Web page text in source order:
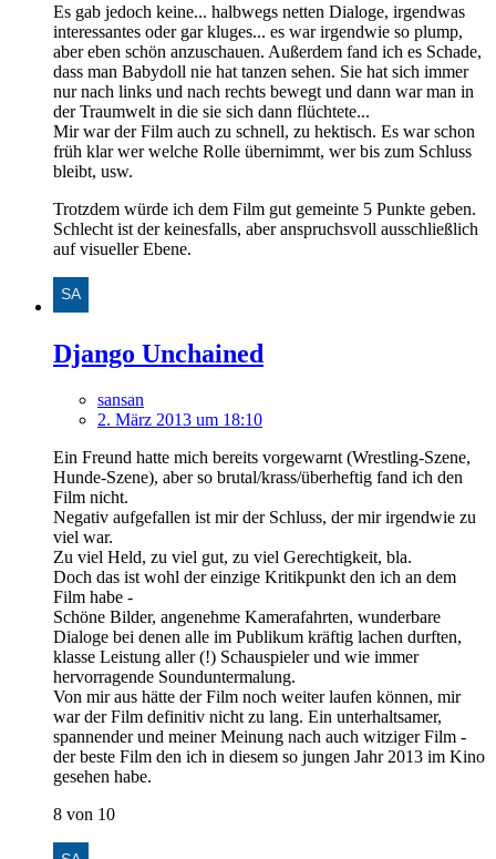
Es gab jedoch keine... halbwegs netten Dialoge, irgendwas
interessantes oder gar kluges... es war irgendwie so plump,
aber eben schön anzuschauen. Außerdem fand ich es Schade,
dass man Babydoll nie hat tanzen sehen. Sie hat sich immer
nur nach links und nach rechts bewegt und dann war man in
der Traumwelt in die sie sich dann flüchtete...
Mir war der Film auch zu schnell, zu hektisch. Es war schon
früh klar wer welche Rolle übernimmt, wer bis zum Schluss
bleibt, usw.
Trotzdem würde ich dem Film gut gemeinte 5 Punkte geben.
Schlecht ist der keinesfalls, aber anspruchsvoll ausschließlich
auf visueller Ebene.
Django Unchained
sansan
2. März 2013 um 18:10
Ein Freund hatte mich bereits vorgewarnt (Wrestling-Szene,
Hunde-Szene), aber so brutal/krass/überheftig fand ich den
Film nicht.
Negativ aufgefallen ist mir der Schluss, der mir irgendwie zu
viel war.
Zu viel Held, zu viel gut, zu viel Gerechtigkeit, bla.
Doch das ist wohl der einzige Kritikpunkt den ich an dem
Film habe -
Schöne Bilder, angenehme Kamerafahrten, wunderbare
Dialoge bei denen alle im Publikum kräftig lachen durften,
klasse Leistung aller (!) Schauspieler und wie immer
hervorragende Sounduntermalung.
Von mir aus hätte der Film noch weiter laufen können, mir
war der Film definitiv nicht zu lang. Ein unterhaltsamer,
spannender und meiner Meinung nach auch witziger Film -
der beste Film den ich in diesem so jungen Jahr 2013 im Kino
gesehen habe.
8 von 10